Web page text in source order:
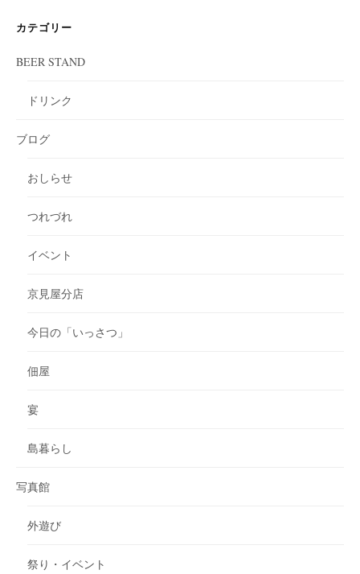
カテゴリー
BEER STAND
ドリンク
ブログ
おしらせ
つれづれ
イベント
京見屋分店
今日の「いっさつ」
佃屋
宴
島暮らし
写真館
外遊び
祭り・イベント